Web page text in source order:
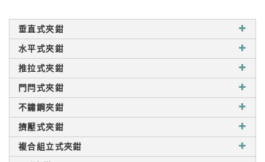
垂直式夾鉗
水平式夾鉗
推拉式夾鉗
門閂式夾鉗
不鏽鋼夾鉗
擠壓式夾鉗
複合組立式夾鉗